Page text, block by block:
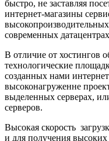
быстро, не заставляя
интернет-магазины
современных
В отличие от хостингов
технологические
созданных нами
высоконагруженне
выделенных серверах,
серверов.
Высокая скорость
и для получения